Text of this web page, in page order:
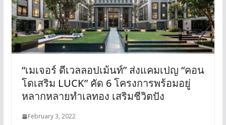
“เมเจอร์ ดีเวลลอปเม้นท์” ส่งแคมเปญ “คอน
โดเสริม LUCK” คัด 6 โครงการพร้อมอยู่
หลากหลายทำเลทอง เสริมชีวิตปัง
February 3, 2022